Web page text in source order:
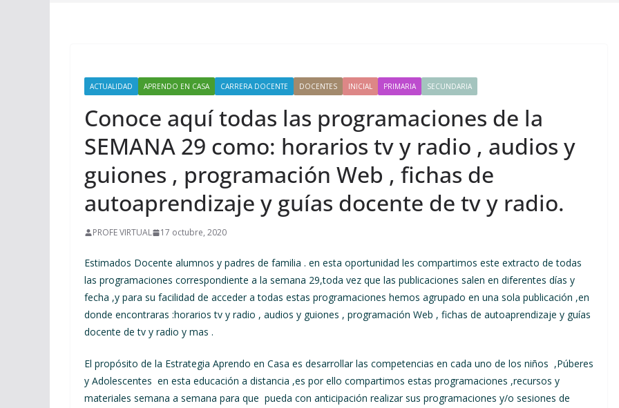
ACTUALIDAD APRENDO EN CASA CARRERA DOCENTE DOCENTES INICIAL PRIMARIA SECUNDARIA
Conoce aquí todas las programaciones de la
SEMANA 29 como: horarios tv y radio , audios y
guiones , programación Web , fichas de
autoaprendizaje y guías docente de tv y radio.
PROFE VIRTUAL 17 octubre, 2020
Estimados Docente alumnos y padres de familia . en esta oportunidad les compartimos este extracto de todas
las programaciones correspondiente a la semana 29,toda vez que las publicaciones salen en diferentes días y
fecha ,y para su facilidad de acceder a todas estas programaciones hemos agrupado en una sola publicación ,en
donde encontraras :horarios tv y radio , audios y guiones , programación Web , fichas de autoaprendizaje y guías
docente de tv y radio y mas .
El propósito de la Estrategia Aprendo en Casa es desarrollar las competencias en cada uno de los niños ,Púberes
y Adolescentes en esta educación a distancia ,es por ello compartimos estas programaciones ,recursos y
materiales semana a semana para que pueda con anticipación realizar sus programaciones y/o sesiones de